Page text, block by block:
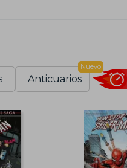
Anticuarios
Nuevo